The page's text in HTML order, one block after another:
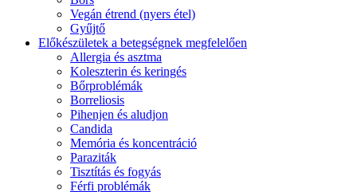
Vegán étrend (nyers étel)
Gyűjtő
Előkészületek a betegségnek megfelelően
Allergia és asztma
Koleszterin és keringés
Bőrproblémák
Borreliosis
Pihenjen és aludjon
Candida
Memória és koncentráció
Paraziták
Tisztítás és fogyás
Férfi problémák